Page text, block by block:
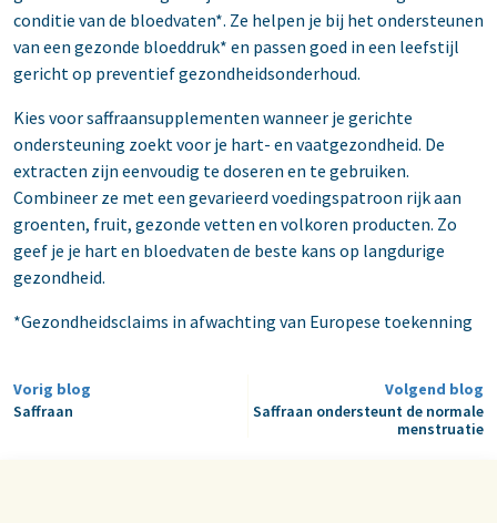
conditie van de bloedvaten*. Ze helpen je bij het ondersteunen
van een gezonde bloeddruk* en passen goed in een leefstijl
gericht op preventief gezondheidsonderhoud.
Kies voor saffraansupplementen wanneer je gerichte
ondersteuning zoekt voor je hart- en vaatgezondheid. De
extracten zijn eenvoudig te doseren en te gebruiken.
Combineer ze met een gevarieerd voedingspatroon rijk aan
groenten, fruit, gezonde vetten en volkoren producten. Zo
geef je je hart en bloedvaten de beste kans op langdurige
gezondheid.
*Gezondheidsclaims in afwachting van Europese toekenning
Vorig blog
Saffraan
Volgend blog
Saffraan ondersteunt de normale
menstruatie